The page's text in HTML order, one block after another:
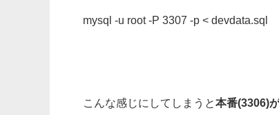
mysql -u root -P 3307 -p < devdata.sql
こんな感じにしてしまうと本番(3306)